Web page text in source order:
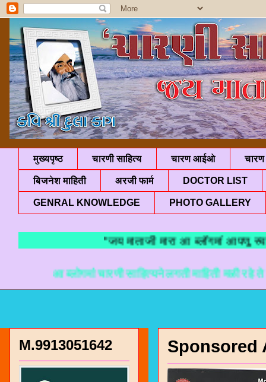
मुख्यपृष्ठ चारणी साहित्य चारण आईओ चारण
बिजनेश माहिती अरजी फार्म DOCTOR LIST
GENRAL KNOWLEDGE PHOTO GALLERY
"जय माताजी मारा आ ब्लॉगमां आपणु
आ ब्लोगमां चारणी साहित्यने लगती माहिती मळी रहे ते माटे
Sponsored
M.9913051642